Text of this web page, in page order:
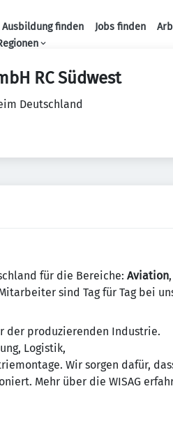
Ausbildung finden Jobs finden
RC Südwest
Deutschland
für die Bereiche: Aviation,
sind Tag für Tag bei
der produzierenden Industrie.
Logistik,
Wir sorgen dafür,
Mehr über die WISAG